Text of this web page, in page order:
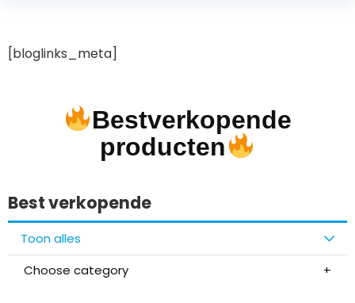
[bloglinks_meta]
Bestverkopende
producten
Best verkopende
Toon alles
Choose category